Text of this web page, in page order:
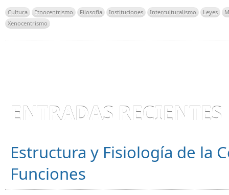
Cultura Etnocentrismo Filosofía Instituciones Interculturalismo Leyes
Xenocentrismo
ENTRADAS RECIENTES
Estructura y Fisiología de la
Funciones